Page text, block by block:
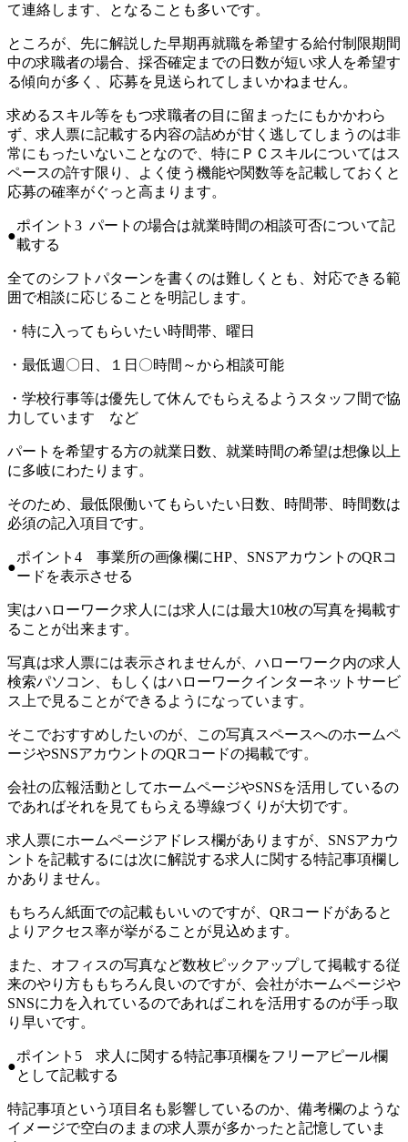
て連絡します、となることも多いです。
ところが、 先に解説した早期再就職を希望する給付制限期間
中の求職者の場合、採否確定までの日数が短い求人を希望す
る傾向が多く、応募を見送られてしまいかねません。
求めるスキル等をもつ求職者の目に留まったにもかかわら
ず、求人票に記載する内容の詰めが甘く逃してしまうのは非
常にもったいないことなので、 特にＰＣスキルについてはス
ペースの許す限り、よく使う機能や関数等を記載しておくと
応募の確率がぐっと高まります。
ポイント3 パートの場合は就業時間の相談可否について記
載する
全てのシフトパターンを書くのは難しくとも、対応できる範
囲で相談に応じることを明記します。
・特に入ってもらいたい時間帯、曜日
・最低週〇日、１日〇時間～から相談可能
・学校行事等は優先して休んでもらえるようスタッフ間で協
力しています など
パートを希望する方の就業日数、就業時間の希望は想像以上
に多岐にわたります。
そのため、最低限働いてもらいたい日数、時間帯、時間数は
必須の記入項目です。
ポイント4 事業所の画像欄にHP、SNSアカウントのQRコ
ードを表示させる
実はハローワーク求人には求人には最大10枚の写真を掲載す
ることが出来ます。
写真は求人票には表示されませんが、ハローワーク内の求人
検索パソコン、もしくはハローワークインターネットサービ
ス上で見ることができるようになっています。
そこでおすすめしたいのが、この写真スペースへのホームペ
ージやSNSアカウントのQRコードの掲載です。
会社の広報活動としてホームページやSNSを活用しているの
であればそれを見てもらえる導線づくりが大切です。
求人票にホームページアドレス欄がありますが、SNSアカウ
ントを記載するには次に解説する求人に関する特記事項欄し
かありません。
もちろん紙面での記載もいいのですが、QRコードがあると
よりアクセス率が挙がることが見込めます。
また、オフィスの写真など数枚ピックアップして掲載する従
来のやり方ももちろん良いのですが、会社がホームページや
SNSに力を入れているのであればこれを活用するのが手っ取
り早いです。
ポイント5 求人に関する特記事項欄をフリーアピール欄
として記載する
特記事項という項目名も影響しているのか、備考欄のような
イメージで空白のままの求人票が多かったと記憶していま